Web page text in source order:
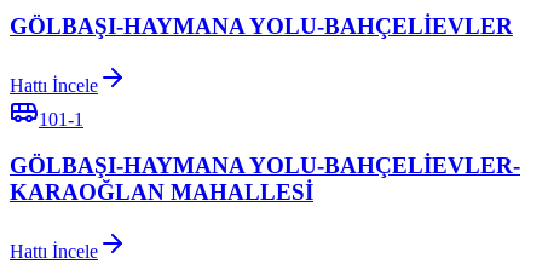
GÖLBAŞI-HAYMANA YOLU-BAHÇELİEVLER
Hattı İncele
101-1
GÖLBAŞI-HAYMANA YOLU-BAHÇELİEVLER-
KARAOĞLAN MAHALLESİ
Hattı İncele